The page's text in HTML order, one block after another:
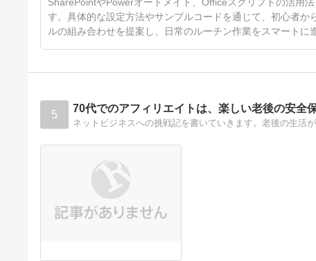
SharePointやPowerオートメイト、Officeスクリプトの活用
す。具体的な設定方法やサンプルコードを通じて、初心者
ルの組み合わせを提案し、日常のルーチン作業をスマートに
5 70代でのアフィリエイトは、楽しい老後の安全